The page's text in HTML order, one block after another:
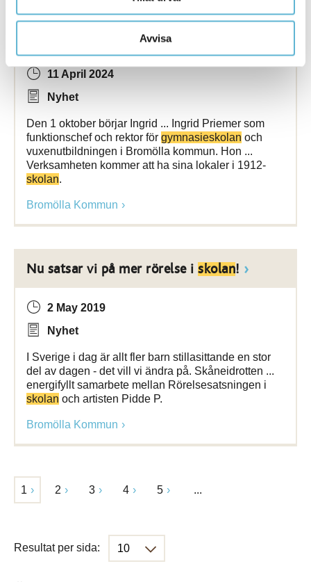
Avvisa
Rektor förgymnasieskolanoch
vuxenutbildningen börjar
11 April 2024
Nyhet
Den 1 oktober börjar Ingrid ... Ingrid Priemer som
funktionschef och rektor för gymnasieskolan och
vuxenutbildningen i Bromölla kommun. Hon ...
Verksamheten kommer att ha sina lokaler i 1912-
skolan.
Bromölla Kommun
Nu satsar vi på mer rörelse i skolan!
2 May 2019
Nyhet
I Sverige i dag är allt fler barn stillasittande en stor
del av dagen - det vill vi ändra på. Skåneidrotten ...
energifyllt samarbete mellan Rörelsesatsningen i
skolan och artisten Pidde P.
Bromölla Kommun
1 2 3 4 5 ...
Resultat per sida: